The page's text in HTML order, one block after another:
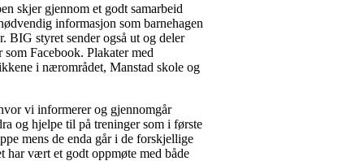
skjer gjennom et godt samarbeid
informasjon som barnehagen
BIG styret sender også ut og deler
Facebook. Plakater med
i nærområdet, Manstad skole og
vi informerer og gjennomgår
og hjelpe til på treninger som i første
mens de enda går i de forskjellige
har vært et godt oppmøte med både